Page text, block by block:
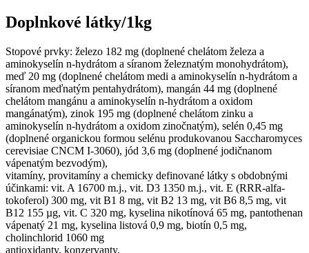
Doplnkové látky/1kg
Stopové prvky: železo 182 mg (doplnené chelátom železa a
aminokyselín n-hydrátom a síranom železnatým monohydrátom),
meď 20 mg (doplnené chelátom medi a aminokyselín n-hydrátom a
síranom meďnatým pentahydrátom), mangán 44 mg (doplnené
chelátom mangánu a aminokyselín n-hydrátom a oxidom
mangánatým), zinok 195 mg (doplnené chelátom zinku a
aminokyselín n-hydrátom a oxidom zinočnatým), selén 0,45 mg
(doplnené organickou formou selénu produkovanou Saccharomyces
cerevisiae CNCM I-3060), jód 3,6 mg (doplnené jodičnanom
vápenatým bezvodým),
vitamíny, provitamíny a chemicky definované látky s obdobnými
účinkami: vit. A 16700 m.j., vit. D3 1350 m.j., vit. E (RRR-alfa-
tokoferol) 300 mg, vit B1 8 mg, vit B2 13 mg, vit B6 8,5 mg, vit
B12 155 µg, vit. C 320 mg, kyselina nikotínová 65 mg, pantothenan
vápenatý 21 mg, kyselina listová 0,9 mg, biotín 0,5 mg,
cholinchlorid 1060 mg
antioxidanty, konzervanty.